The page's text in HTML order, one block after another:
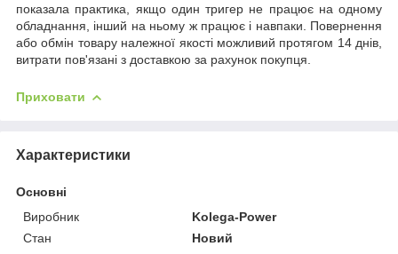
показала практика, якщо один тригер не працює на одному
обладнання, інший на ньому ж працює і навпаки. Повернення
або обмін товару належної якості можливий протягом 14 днів,
витрати пов'язані з доставкою за рахунок покупця.
Приховати
Характеристики
Основні
Виробник
Kolega-Power
Стан
Новий